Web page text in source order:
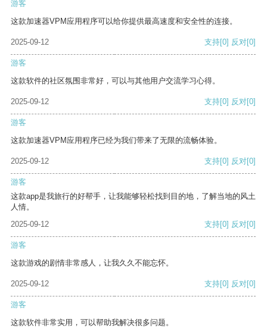
游客
这款加速器VPM应用程序可以给你提供最高速度和安全性的连接。
2025-09-12 支持[0] 反对[0]
游客
这款软件的社区氛围非常好，可以与其他用户交流学习心得。
2025-09-12 支持[0] 反对[0]
游客
这款加速器VPM应用程序已经为我们带来了无限的流畅体验。
2025-09-12 支持[0] 反对[0]
游客
这款app是我旅行的好帮手，让我能够轻松找到目的地，了解当地的风土
人情。
2025-09-12
支持[0] 反对[0]
游客
这款游戏的剧情非常感人，让我久久不能忘怀。
2025-09-12 支持[0] 反对[0]
游客
这款软件非常实用，可以帮助我解决很多问题。